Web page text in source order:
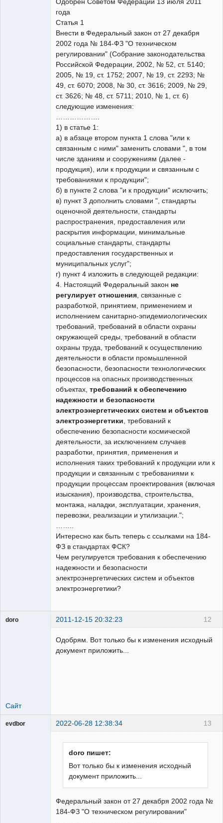
года
Статья 1
Внести в Федеральный закон от 27 декабря
2002 года № 184-ФЗ "О техническом
регулировании" (Собрание законодательства
Российской Федерации, 2002, № 52, ст. 5140;
2005, № 19, ст. 1752; 2007, № 19, ст. 2293; №
49, ст. 6070; 2008, № 30, ст. 3616; 2009, № 29,
ст. 3626; № 48, ст. 5711; 2010, № 1, ст. 6)
следующие изменения:
1) в статье 1:
а) в абзаце втором пункта 1 слова "или к
связанным с ними" заменить словами ", в том
числе зданиям и сооружениям (далее -
продукция), или к продукции и связанным с
требованиями к продукции";
б) в пункте 2 слова "и к продукции" исключить;
в) пункт 3 дополнить словами ", стандарты
оценочной деятельности, стандарты
распространения, предоставления или
раскрытия информации, минимальные
социальные стандарты, стандарты
предоставления государственных и
муниципальных услуг";
г) пункт 4 изложить в следующей редакции:
4. Настоящий Федеральный закон не
регулирует отношения , связанные с
разработкой, принятием, применением и
исполнением санитарно-эпидемиологических
требований, требований в области охраны
окружающей среды, требований в области
охраны труда, требований к осуществлению
деятельности в области промышленной
безопасности, безопасности технологических
процессов на опасных производственных
объектах, требований к обеспечению
надежности и безопасности
электроэнергетических систем и объектов
электроэнергетики , требований к
обеспечению безопасности космической
деятельности, за исключением случаев
разработки, принятия, применения и
исполнения таких требований к продукции или к
продукции и связанным с требованиями к
продукции процессам проектирования (включая
изыскания), производства, строительства,
монтажа, наладки, эксплуатации, хранения,
перевозки, реализации и утилизации.";
Интересно как быть теперь с ссылками на 184-
ФЗ в стандартах ФСК?
Чем регулируется требования к обеспечению
надежности и безопасности
электроэнергетических систем и объектов
электроэнергетики?
12
doro 2011-12-15 20:32:23
Одобрям. Вот только бы к изменения исходный
документ приложить...
Сайт
13
evdbor 2022-06-28 12:38:34
doro пишет:
Вот только бы к изменения исходный
документ приложить...
Федеральный закон от 27 декабря 2002 года №
184-ФЗ "О техническом регулировании"